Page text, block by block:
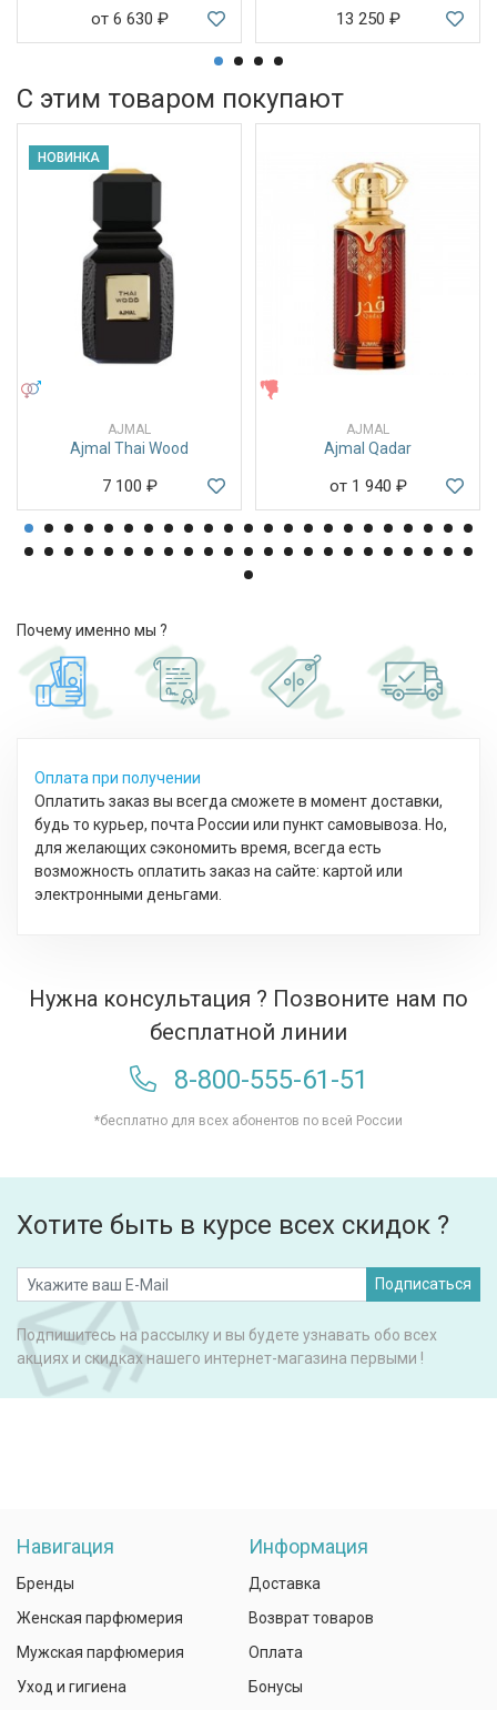
от 6 630 ₽ 13 250 ₽
С этим товаром покупают
НОВИНКА
AJMAL
Ajmal Thai Wood
7 100 ₽
AJMAL
Ajmal Qadar
от 1 940 ₽
Почему именно мы ?
Оплата при получении
Оплатить заказ вы всегда сможете в момент доставки,
будь то курьер, почта России или пункт самовывоза. Но,
для желающих сэкономить время, всегда есть
возможность оплатить заказ на сайте: картой или
электронными деньгами.
Нужна консультация ? Позвоните нам по
бесплатной линии
8-800-555-61-51
*бесплатно для всех абонентов по всей России
Хотите быть в курсе всех скидок ?
Подписаться
Подпишитесь на рассылку и вы будете узнавать обо всех
акциях и скидках нашего интернет-магазина первыми !
Навигация
Бренды
Женская парфюмерия
Мужская парфюмерия
Уход и гигиена
Информация
Доставка
Возврат товаров
Оплата
Бонусы